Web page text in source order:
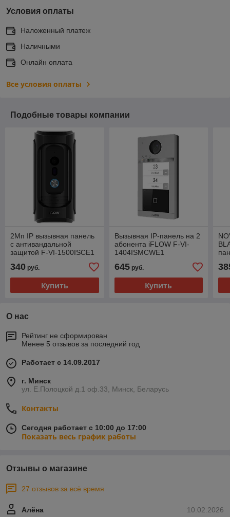
Условия оплаты
Наложенный платеж
Наличными
Онлайн оплата
Все условия оплаты
Подобные товары компании
2Мп IP вызывная панель
с антивандальной
защитой F-VI-1500ISCE1
340 руб.
Купить
Вызывная IP-панель на 2
абонента iFLOW F-VI-
1404ISMCWE1
645руб.
Купить
О нас
Рейтинг не сформирован
Менее 5 отзывов за последний год
Работает с 14.09.2017
г. Минск
ул. Е.Полоцкой д.1 оф.33, Минск, Беларусь
Контакты
Сегодня работает с 10:00 до 17:00
Показать весь график работы
Отзывы о магазине
27 отзывов за всё время
10.02.2026
Алёна